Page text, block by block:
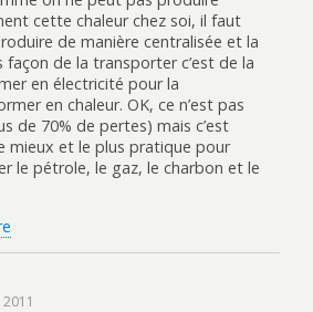
cette chaleur chez soi, il faut
de manière centralisée et la
façon de la transporter c’est de la
en électricité pour la
en chaleur. OK, ce n’est pas
de 70% de pertes) mais c’est
mieux et le plus pratique pour
le pétrole, le gaz, le charbon et le